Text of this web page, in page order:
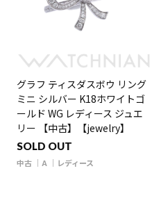
グラフ ティスダスボウ リング
ミニ シルバー K18ホワイトゴ
ールド WG レディース ジュエ
リー 【中古】【jewelry】
SOLD OUT
中古 A レディース